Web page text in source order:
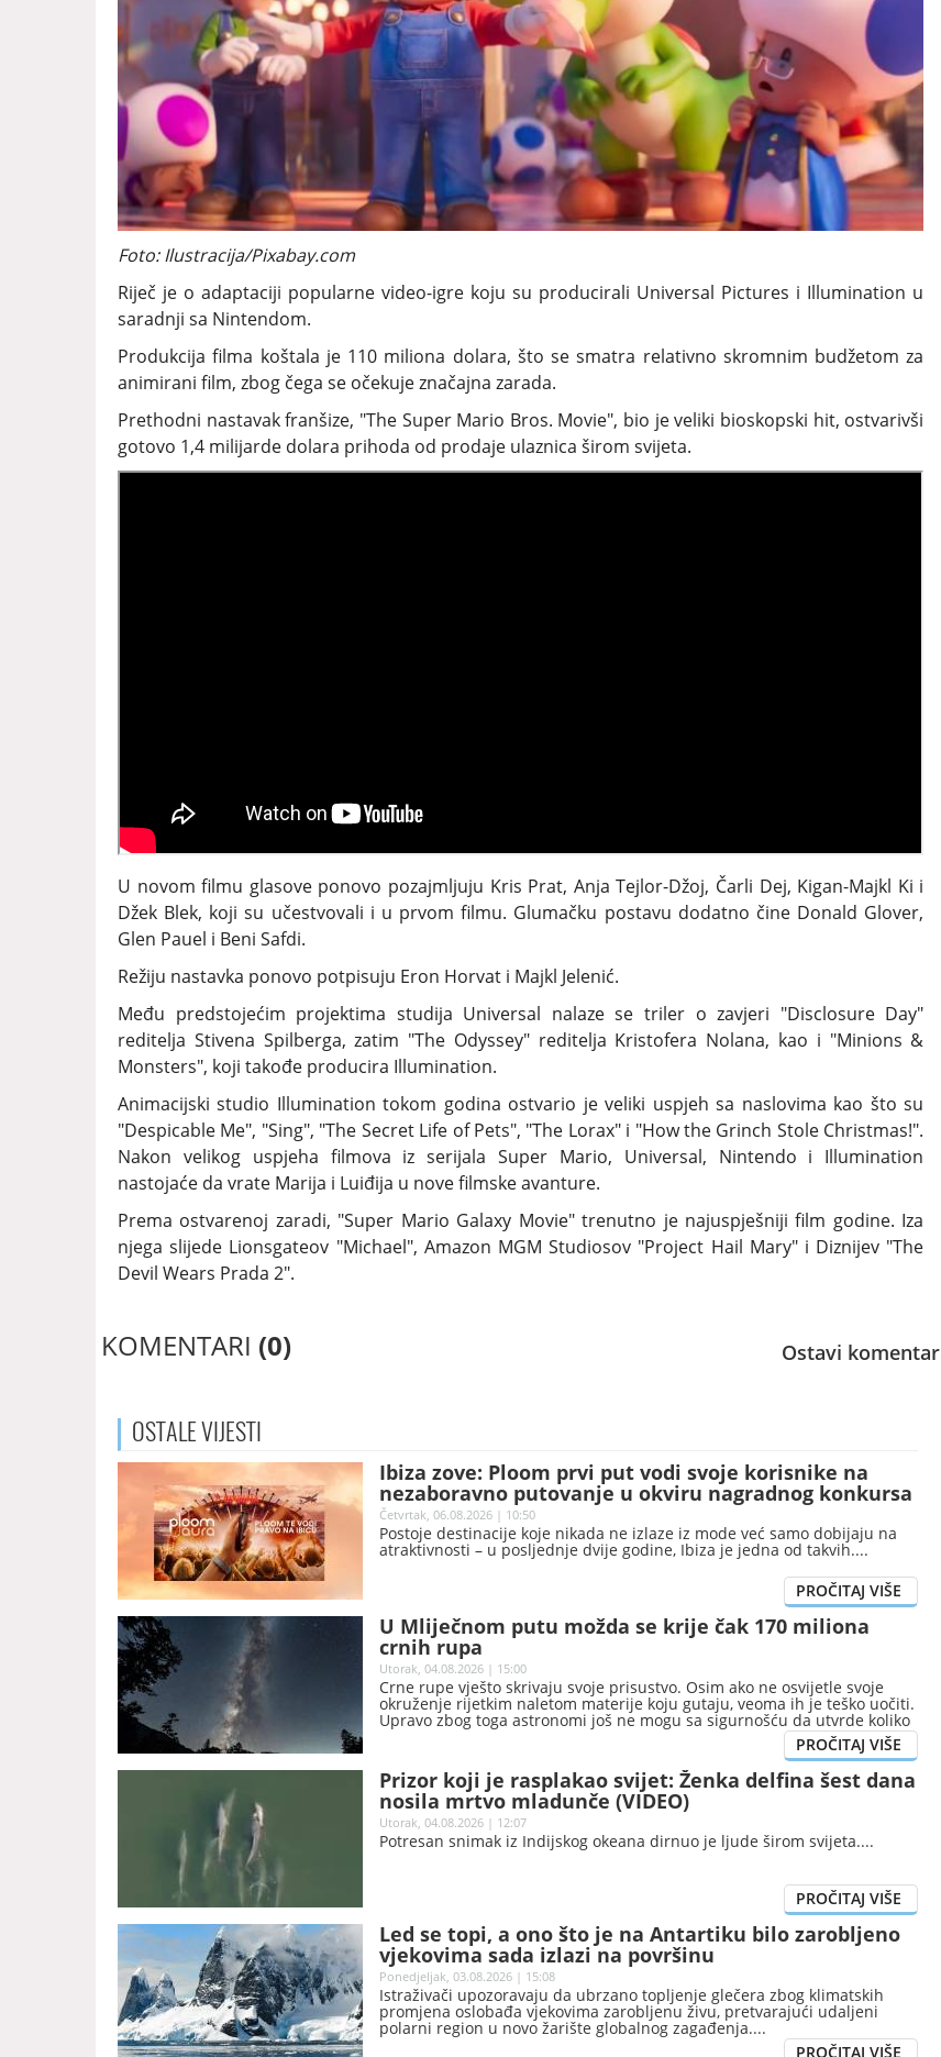
Foto: Ilustracija/Pixabay.com
Riječ je o adaptaciji popularne video-igre koju su producirali Universal Pictures i Illumination u
saradnji sa Nintendom.
Produkcija filma koštala je 110 miliona dolara, što se smatra relativno skromnim budžetom za
animirani film, zbog čega se očekuje značajna zarada.
Prethodni nastavak franšize, "The Super Mario Bros. Movie", bio je veliki bioskopski hit, ostvarivši
gotovo 1,4 milijarde dolara prihoda od prodaje ulaznica širom svijeta.
U novom filmu glasove ponovo pozajmljuju Kris Prat, Anja Tejlor-Džoj, Čarli Dej, Kigan-Majkl Ki i
Džek Blek, koji su učestvovali i u prvom filmu. Glumačku postavu dodatno čine Donald Glover,
Glen Pauel i Beni Safdi.
Režiju nastavka ponovo potpisuju Eron Horvat i Majkl Jelenić.
Među predstojećim projektima studija Universal nalaze se triler o zavjeri "Disclosure Day"
reditelja Stivena Spilberga, zatim "The Odyssey" reditelja Kristofera Nolana, kao i "Minions &
Monsters", koji takođe producira Illumination.
Animacijski studio Illumination tokom godina ostvario je veliki uspjeh sa naslovima kao što su
"Despicable Me", "Sing", "The Secret Life of Pets", "The Lorax" i "How the Grinch Stole Christmas!".
Nakon velikog uspjeha filmova iz serijala Super Mario, Universal, Nintendo i Illumination
nastojaće da vrate Marija i Luiđija u nove filmske avanture.
Prema ostvarenoj zaradi, "Super Mario Galaxy Movie" trenutno je najuspješniji film godine. Iza
njega slijede Lionsgateov "Michael", Amazon MGM Studiosov "Project Hail Mary" i Diznijev "The
Devil Wears Prada 2".
KOMENTARI (0) Ostavi komentar
OSTALEVIJESTI
Ibiza zove: Ploom prvi put vodi svoje korisnike na
nezaboravno putovanje u okviru nagradnog konkursa
Četvrtak, 06.08.2026 | 10:50
Postoje destinacije koje nikada ne izlaze iz mode već samo dobijaju na
atraktivnosti – u posljednje dvije godine, Ibiza je jedna od takvih.
U Mliječnom putu možda se krije čak 170 miliona
crnih rupa
Utorak, 04.08.2026 | 15:00
Crne rupe vješto skrivaju svoje prisustvo. Osim ako ne osvijetle svoje
okruženje rijetkim naletom materije koju gutaju, veoma ih je teško uočiti.
Upravo zbog toga astronomi još ne mogu sa sigurnošću da utvrde koliko
se nevidljivih crnih rupa zvjezdane mase nalazi u našoj galaksiji.
Prizor koji je rasplakao svijet: Ženka delfina šest dana
nosila mrtvo mladunče (VIDEO)
Utorak, 04.08.2026 | 12:07
Potresan snimak iz Indijskog okeana dirnuo je ljude širom svijeta.
Led se topi, a ono što je na Antartiku bilo zarobljeno
vjekovima sada izlazi na površinu
Ponedjeljak, 03.08.2026 | 15:08
Istraživači upozoravaju da ubrzano topljenje glečera zbog klimatskih
promjena oslobađa vjekovima zarobljenu živu, pretvarajući udaljeni
polarni region u novo žarište globalnog zagađenja.